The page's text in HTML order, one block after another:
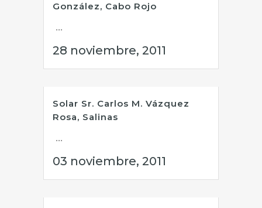
González, Cabo Rojo
...
28 noviembre, 2011
Solar Sr. Carlos M. Vázquez
Rosa, Salinas
...
03 noviembre, 2011